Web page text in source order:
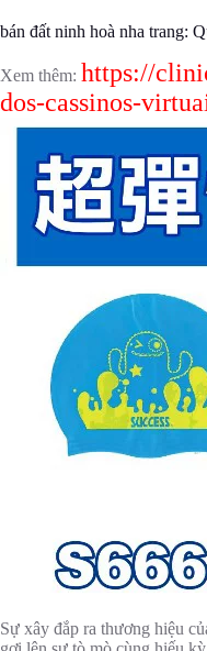
bán đất ninh hoà nha trang:
Xem thêm: https://
dos-cassinos-
Sự xây đắp ra thương hiệu